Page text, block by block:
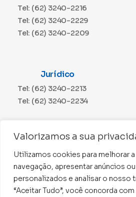
Valorizamos a sua
Utilizamos cookies para melhorar
navegação, apresentar anúncios
personalizados e analisar o nosso
“Aceitar Tudo”, você concorda
Tel: (62) 3240-2216
Tel: (62) 3240-2229
Tel: (62) 3240-2209
Jurídico
Tel: (62) 3240-2213
Tel: (62) 3240-2234
Tel: (62) 3240-2230
CNPJ: 01.015.676/
Conselho Regional de